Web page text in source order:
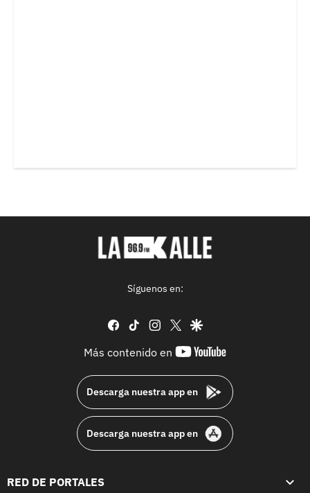
Síguenos en:
facebook
tiktok instagram
twittergoogle
Más contenido en
youtube-
Descarga nuestra app en
Descarga nuestra app en
RED DE PORTALES